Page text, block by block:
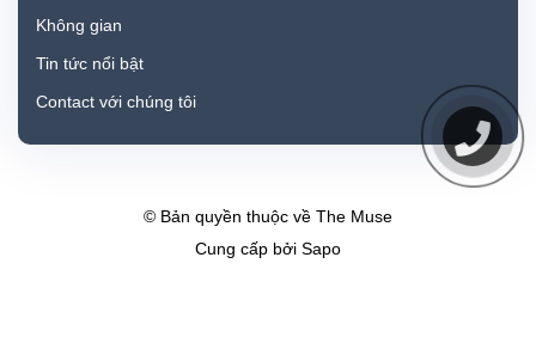
Không gian
Tin tức nổi bật
Contact với chúng tôi
© Bản quyền thuộc về The Muse
Cung cấp bởi Sapo